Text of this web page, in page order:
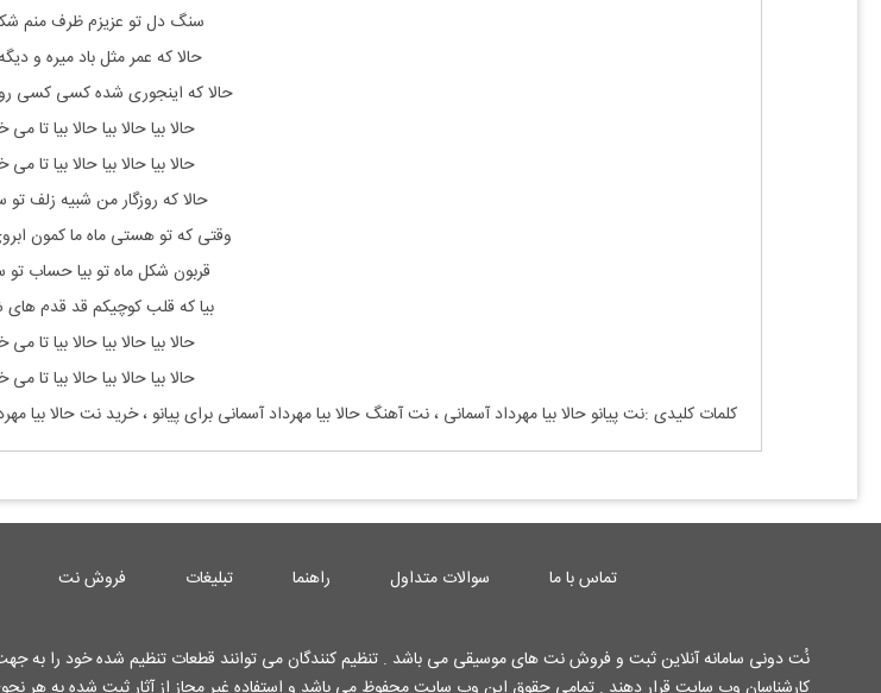
سنگ دل تو عزیزم ظرف منم
حالا که عمر مثل باد میره و
حالا که اینجوری شده کسی کسی
حالا بیا حالا بیا حالا بیا تا می
حالا بیا حالا بیا حالا بیا تا می
حالا که روزگار من شبیه زلف
وقتی که تو هستی ماه ما کمون
قربون شکل ماه تو بیا حساب
بیا که قلب کوچیکم قد قدم
حالا بیا حالا بیا حالا بیا تا می
حالا بیا حالا بیا حالا بیا تا می
کلمات کلیدی :نت پیانو حالا بیا مهرداد آسمانی ، نت آهنگ حالا بیا مهرداد آسمانی برای پیانو ، خرید نت حالا
تماس با ما سوالات متداول راهنما تبلیغات فروش نت
نُت دونی سامانه آنلاین ثبت و فروش نت های موسیقی می باشد . تنظیم کنندگان می توانند قطعات تنظیم شده خود را به